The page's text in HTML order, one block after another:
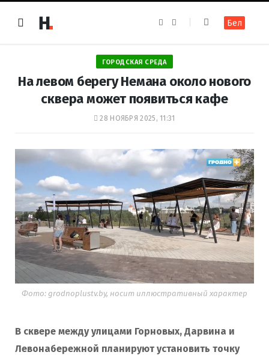
e
b
o
o
k
t
a
m
Бел
ГОРОДСКАЯ СРЕДА
На левом берегу Немана около нового
сквера может появиться кафе
28 НОЯБРЯ 2025, 11:31
Фото: grodnoplustv.by, носит иллюстративный характер
В сквере между улицами Горновых, Дарвина и
Левонабережной планируют установить точку